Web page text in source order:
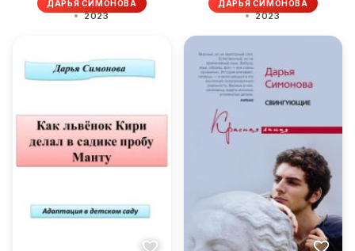
ДАРЬЯ СИМОНОВА
2023
ДАРЬЯ СИМОНОВА
2023